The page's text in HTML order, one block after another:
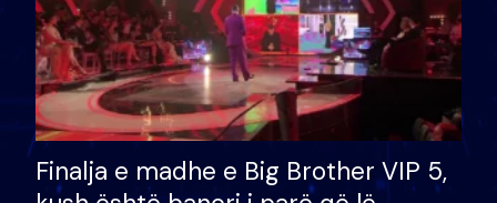
Finalja e madhe e Big Brother VIP 5,